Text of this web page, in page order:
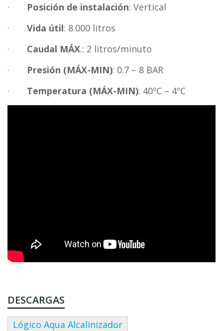
·
Posición de instalación: Vertical
·
Vida útil: 8.000 litros
·
Caudal MÁX.: 2 litros/minuto
·
Presión (MÁX-MIN): 0.7 – 8 BAR
·
Temperatura (MÁX-MIN): 40ºC – 4ºC
DESCARGAS
Lógico Aqua Alcalinizador